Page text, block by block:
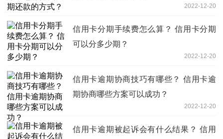
2022-12-20
信用卡分期手续费怎么算？ 信用卡分期
可以分多少期？
2022-12-20
信用卡逾期协商技巧有哪些？ 信用卡逾
期协商哪些方案可以成功？
2022-12-20
信用卡逾期被起诉会有什么结果？ 信用